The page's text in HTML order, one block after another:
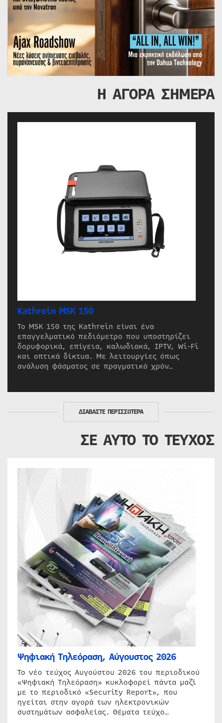
Η ΑΓΟΡΑ ΣΗΜΕΡΑ
Kathrein MSK 150
Το MSK 150 της Kathrein είναι ένα
επαγγελματικό πεδιόμετρο που υποστηρίζει
δορυφορικά, επίγεια, καλωδιακά, IPTV, Wi-Fi
και οπτικά δίκτυα. Με λειτουργίες όπως
ανάλυση φάσματος σε πραγματικό χρόν…
ΔΙΑΒΑΣΤΕ ΠΕΡΙΣΣΟΤΕΡΑ
ΣΕ ΑΥΤΟ ΤΟ ΤΕΥΧΟΣ
Ψηφιακή Τηλεόραση, Αύγουστος 2026
Το νέο τεύχος Αυγούστου 2026 του περιοδικού
«Ψηφιακή Τηλεόραση» κυκλοφορεί πάντα μαζί
με το περιοδικό «Security Report», που
ηγείται στην αγορά των ηλεκτρονικών
συστημάτων ασφαλείας. Θέματα τεύχο…